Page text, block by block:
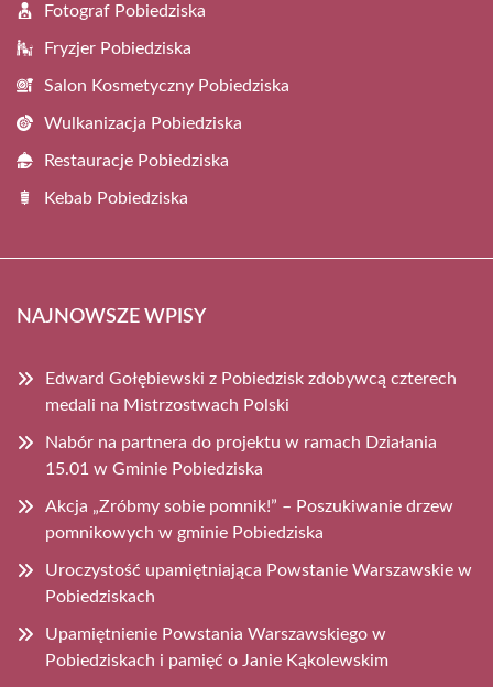
Fotograf Pobiedziska
Fryzjer Pobiedziska
Salon Kosmetyczny Pobiedziska
Wulkanizacja Pobiedziska
Restauracje Pobiedziska
Kebab Pobiedziska
NAJNOWSZE WPISY
Edward Gołębiewski z Pobiedzisk zdobywcą czterech
medali na Mistrzostwach Polski
Nabór na partnera do projektu w ramach Działania
15.01 w Gminie Pobiedziska
Akcja „Zróbmy sobie pomnik!” – Poszukiwanie drzew
pomnikowych w gminie Pobiedziska
Uroczystość upamiętniająca Powstanie Warszawskie w
Pobiedziskach
Upamiętnienie Powstania Warszawskiego w
Pobiedziskach i pamięć o Janie Kąkolewskim